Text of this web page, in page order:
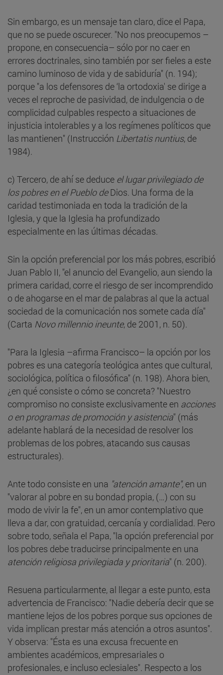
Sin embargo, es un mensaje tan claro, dice el Papa,
que no se puede oscurecer. "No nos preocupemos –
propone, en consecuencia– sólo por no caer en
errores doctrinales, sino también por ser fieles a este
camino luminoso de vida y de sabiduría" (n. 194);
porque "a los defensores de ‘la ortodoxia' se dirige a
veces el reproche de pasividad, de indulgencia o de
complicidad culpables respecto a situaciones de
injusticia intolerables y a los regímenes políticos que
las mantienen" (Instrucción Libertatis nuntius, de
1984).
c) Tercero, de ahí se deduce el lugar privilegiado de
los pobres en el Pueblo deDios. Una forma de la
caridad testimoniada en toda la tradición de la
Iglesia, y que la Iglesia ha profundizado
especialmente en las últimas décadas.
Sin la opción preferencial por los más pobres, escribió
Juan Pablo II, "el anuncio del Evangelio, aun siendo la
primera caridad, corre el riesgo de ser incomprendido
o de ahogarse en el mar de palabras al que la actual
sociedad de la comunicación nos somete cada día"
(Carta Novo millennio ineunte, de 2001, n. 50).
"Para la Iglesia –afirma Francisco– la opción por los
pobres es una categoría teológica antes que cultural,
sociológica, política o filosófica" (n. 198). Ahora bien,
¿en qué consiste o cómo se concreta? "Nuestro
compromiso no consiste exclusivamente en acciones
o en programas de promoción y asistencia" (más
adelante hablará de la necesidad de resolver los
problemas de los pobres, atacando sus causas
estructurales).
Ante todo consiste en una "atención amante", en un
"valorar al pobre en su bondad propia, (…) con su
modo de vivir la fe", en un amor contemplativo que
lleva a dar, con gratuidad, cercanía y cordialidad. Pero
sobre todo, señala el Papa, "la opción preferencial por
los pobres debe traducirse principalmente en una
atención religiosa privilegiada y prioritaria" (n. 200).
Resuena particularmente, al llegar a este punto, esta
advertencia de Francisco: "Nadie debería decir que se
mantiene lejos de los pobres porque sus opciones de
vida implican prestar más atención a otros asuntos".
Y observa: "Ésta es una excusa frecuente en
ambientes académicos, empresariales o
profesionales, e incluso eclesiales". Respecto a los